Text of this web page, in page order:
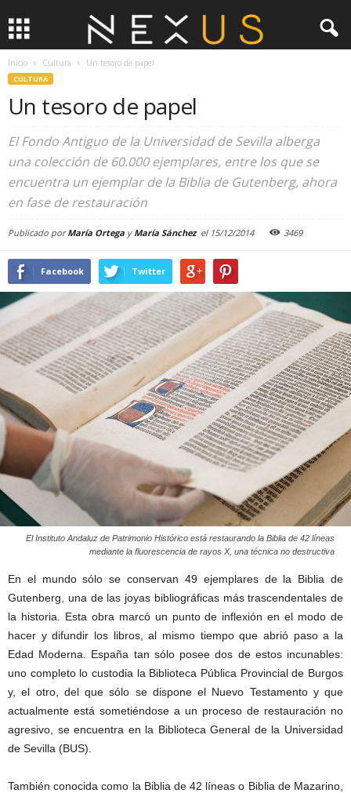
Inicio Cultura Un tesoro de papel
CULTURA
Un tesoro de papel
El Fondo Antiguo de la Universidad de Sevilla alberga
una colección de 60.000 ejemplares, entre los que se
encuentra un ejemplar de la Biblia de Gutenberg, ahora
en fase de restauración
Publicado porMaría Ortega y María Sánchez el 15/12/2014 3469
Facebook Twitter
El Instituto Andaluz de Patrimonio Histórico está restaurando la Biblia de 42 líneas
mediante la fluorescencia de rayos X, una técnica no destructiva
En el mundo sólo se conservan 49 ejemplares de la Biblia de
Gutenberg, una de las joyas bibliográficas más trascendentales de
la historia. Esta obra marcó un punto de inflexión en el modo de
hacer y difundir los libros, al mismo tiempo que abrió paso a la
Edad Moderna. España tan sólo posee dos de estos incunables:
uno completo lo custodia la Biblioteca Pública Provincial de Burgos
y, el otro, del que sólo se dispone el Nuevo Testamento y que
actualmente está sometiéndose a un proceso de restauración no
agresivo, se encuentra en la Biblioteca General de la Universidad
de Sevilla (BUS).
También conocida como la Biblia de 42 líneas o Biblia de Mazarino,